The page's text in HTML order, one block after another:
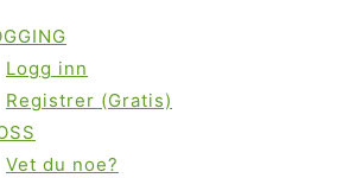
Logg inn
Registrer (Gratis)
Vet du noe?